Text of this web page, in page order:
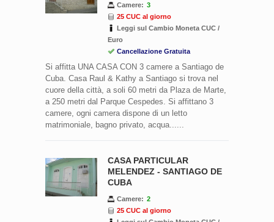
Camere: 3
25 CUC al giorno
Leggi sul Cambio Moneta CUC /
Euro
Cancellazione Gratuita
Si affitta UNA CASA CON 3 camere a Santiago de
Cuba. Casa Raul & Kathy a Santiago si trova nel
cuore della città, a soli 60 metri da Plaza de Marte,
a 250 metri dal Parque Cespedes. Si affittano 3
camere, ogni camera dispone di un letto
matrimoniale, bagno privato, acqua......
CASA PARTICULAR
MELENDEZ - SANTIAGO DE
CUBA
Camere: 2
25 CUC al giorno